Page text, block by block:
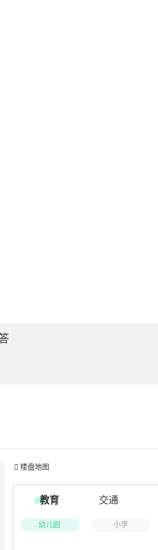
 楼盘地图
教育 交通
幼儿园 小学